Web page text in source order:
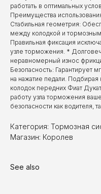
работать в оптимальных
Преимущества
Стабильная геометрия:
между колодкой и
Правильная фиксация
узле торможения. *
неравномерный износ
Безопасность: Гарантирует
на нажатие педали.
колодок передних Фиат
работу узла торможения
безопасности как водителя,
Категория: Тормозная
Магазин: Королев
See also